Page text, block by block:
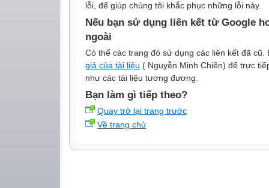
lỗi, để giúp chúng tôi khắc phục những lỗi này.
Nếu bạn sử dụng liên kết từ Google
ngoài
Có thể các trang đó sử dụng các liên kết đã cũ.
giả của tài liệu ( Nguyễn Minh Chiến) để trực
như các tài liệu tương đương.
Bạn làm gì tiếp theo?
Quay trở lại trang trước
Về trang chủ